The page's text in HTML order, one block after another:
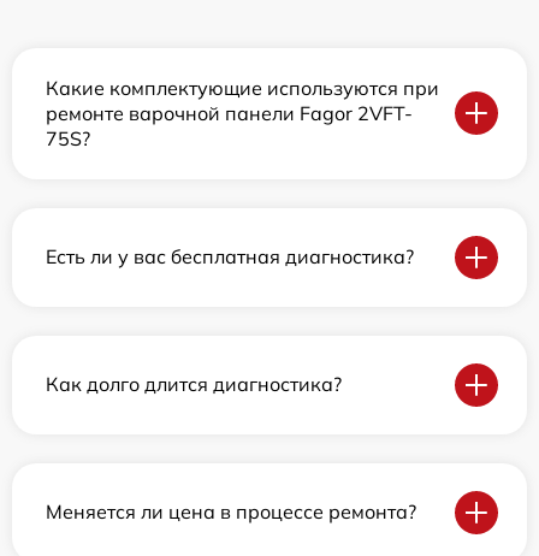
Какие комплектующие используются при
ремонте варочной панели Fagor 2VFT-
75S?
Есть ли у вас бесплатная диагностика?
Как долго длится диагностика?
Меняется ли цена в процессе ремонта?